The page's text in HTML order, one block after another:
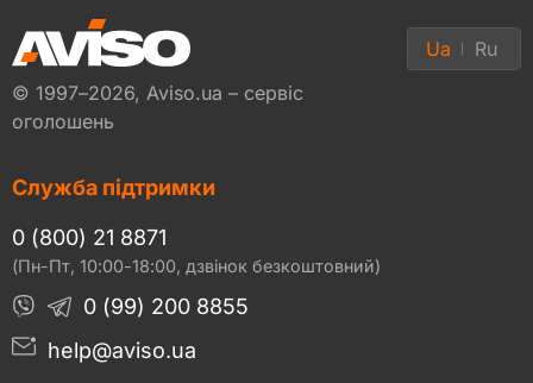
© 1997–2026, Aviso.ua – сервіс
оголошень
Ua Ru
Служба підтримки
0 (800) 21 8871
(Пн-Пт, 10:00-18:00, дзвінок безкоштовний)
0 (99) 200 8855
help@aviso.ua